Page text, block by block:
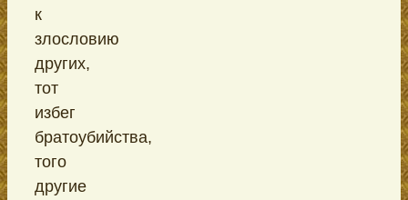
к
злословию
других,
тот
избег
братоубийства,
того
другие